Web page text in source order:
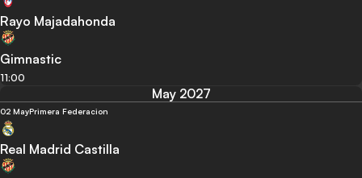
Rayo Majadahonda
Gimnastic
11:00
May 2027
02 MayPrimera Federacion
Real Madrid Castilla